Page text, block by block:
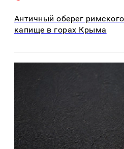
Античный оберег
капище в горах Крыма